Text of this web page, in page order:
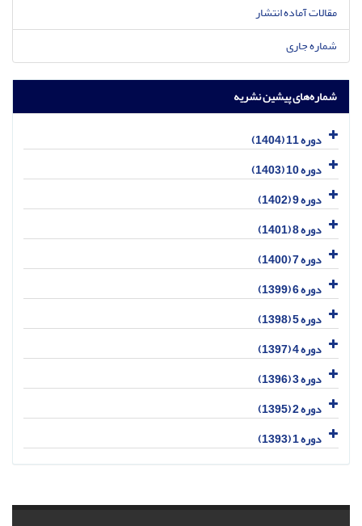
مقالات آماده انتشار
شماره جاری
شماره‌های پیشین نشریه
دوره 11 (1404)
دوره 10 (1403)
دوره 9 (1402)
دوره 8 (1401)
دوره 7 (1400)
دوره 6 (1399)
دوره 5 (1398)
دوره 4 (1397)
دوره 3 (1396)
دوره 2 (1395)
دوره 1 (1393)